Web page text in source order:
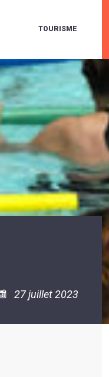
TOURISME
LA
VOIE
VISITES
DÉCOUVERTES
LES
RANDONNÉES
LE
CAMPING
POUR
CAMPING-
CARS
TENTES
ET
CARAVANES
LA
HALTE
27 juillet 2023